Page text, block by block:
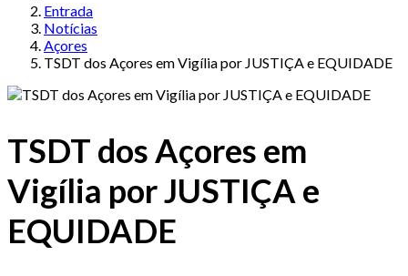
Entrada
Notícias
Açores
TSDT dos Açores em Vigília por JUSTIÇA e EQUIDADE
TSDT dos Açores em
Vigília por JUSTIÇA e
EQUIDADE